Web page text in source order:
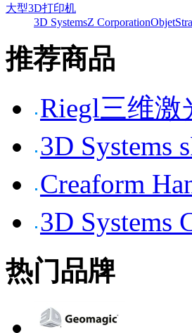
大型3D打印机
3D SystemsZ CorporationObjet
推荐商品
Riegl三维激
3D Systems
Creaform
3D Systems
热门品牌